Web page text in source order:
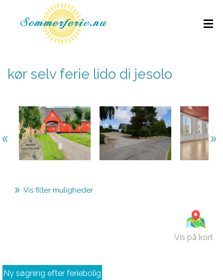
kør selv ferie lido di jesolo
Vis filter muligheder
Vis på kort
Ny søgning efter feriebolig